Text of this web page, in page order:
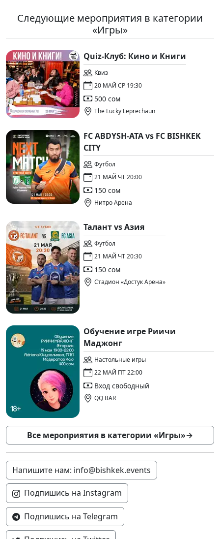
Следующие мероприятия в категории
«Игры»
Quiz-Клуб: Кино и Книги
Квиз
20 МАЙ СР 19:30
500 сом
The Lucky Leprechaun
FC ABDYSH-ATA vs FC BISHKEK
CITY
Футбол
21 МАЙ ЧТ 20:00
150 сом
Нитро Арена
Талант vs Азия
Футбол
21 МАЙ ЧТ 20:30
150 сом
Стадион «Достук Арена»
Обучение игре Риичи
Маджонг
Настольные игры
22 МАЙ ПТ 22:00
Вход свободный
QQ BAR
Все мероприятия в категории «Игры»→
Напишите нам: info@bishkek.events
Подпишись на Instagram
Подпишись на Telegram